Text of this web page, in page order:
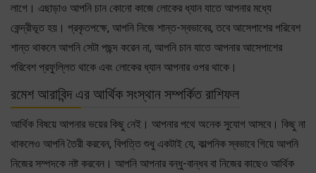
লাগে। এছাড়াও আপনি চান কোনো কাজে লোকের ধ্যান যাতে আপনার মধ্যে
কেন্দ্রীভূত হয়। প্রকৃতপক্ষে, আপনি নিজে শান্ত-স্বভাবের, তবে আসেপাশের পরিবেশ
শান্ত থাকলে আপনি সেটা পছন্দ করেন না, আপনি চান যাতে আপনার আসেপাশের
পরিবেশ প্রফুল্লিত থাকে এবং লোকের ধ্যান আপনার ওপর থাকে।
রমেশ আরাবিন্দ এর আর্থিক সংস্থান সম্পর্কিত রাশিফল
আর্থিক বিষয়ে আপনার ভয়ের কিছু নেই। আপনার পথে অনেক সুযোগ আসবে। কিছু না
থাকলেও আপনি তৈরী করবেন, বিপত্তি শুধু একটাই যে, কাল্পনিক স্বভাবে গিয়ে আপনি
নিজের সম্পদকে নষ্ট করবেন। আপনি আপনার বন্ধু-বান্ধব বা নিজের কাছেও আর্থিক